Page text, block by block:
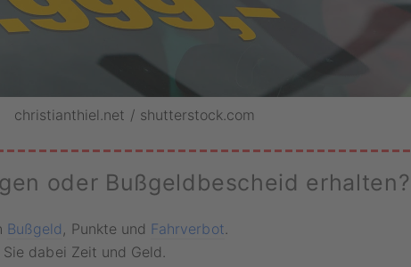
christianthiel.net / shutterstock.com
oder Bußgeldbescheid erhalten?
Bußgeld , Punkte und Fahrverbot.
Sie dabei Zeit und Geld.